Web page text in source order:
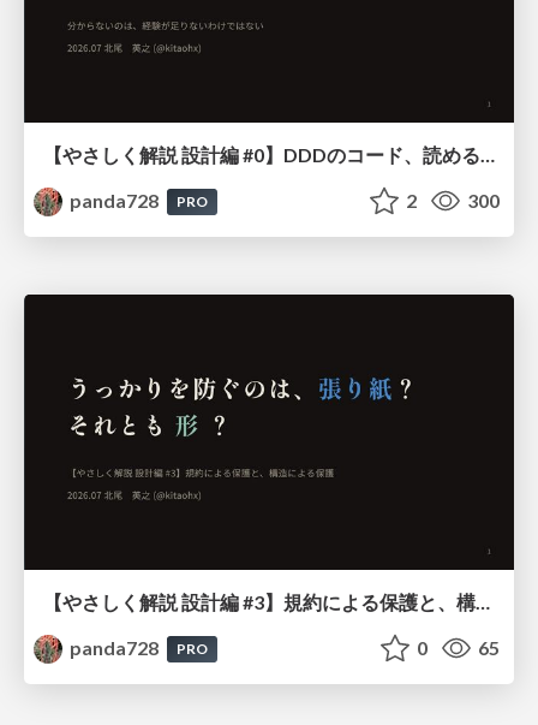
【やさしく解説 設計編 #0】DDDのコード、読めるのに分からない人へ
panda728
PRO 2 300
【やさしく解説 設計編 #3】規約による保護と、構造による保護
panda728
PRO 0 65